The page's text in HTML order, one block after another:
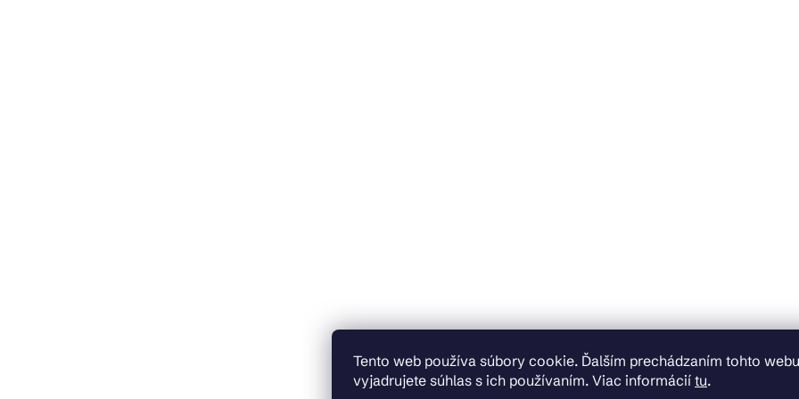
Tento web používa súbory cookie. Ďalším prechádzaním tohto webu
vyjadrujete súhlas s ich používaním. Viac informácií tu.